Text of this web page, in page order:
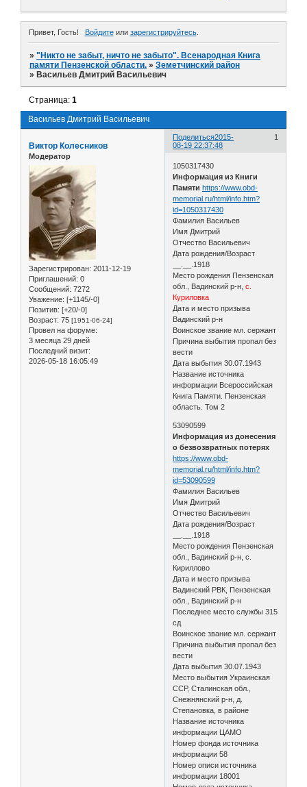
Привет, Гость! Войдитеили зарегистрируйтесь.
»"Никто не забыт, ничто не забыто". Всенародная Книга
памяти Пензенской области. »Земетчинский район
» Васильев Дмитрий Васильевич
Васильев Дмитрий Васильевич
Страница:1
Поделиться 1
2015-
08-19 22:37:48
Виктор Колесников
Модератор
Зарегистрирован: 2011-12-19
Приглашений: 0
Сообщений: 7272
Уважение: [+1145/-0]
Позитив: [+20/-0]
Возраст: 75 [1951-06-24]
Провел на форуме:
3 месяца 29 дней
Последний визит:
2026-05-18 16:05:49
1050317430
Информация из Книги
Памяти https://www.obd-
memorial.ru/html/info.htm?
id=1050317430
Фамилия Васильев
Имя Дмитрий
Отчество Васильевич
Дата рождения/Возраст
__.__.1918
Место рождения Пензенская
обл., Вадинский р-н,с.
Куриловка
Дата и место призыва
Вадинский р-н
Воинское звание мл. сержант
Причина выбытия пропал без
вести
Дата выбытия 30.07.1943
Название источника
информации Всероссийская
Книга Памяти. Пензенская
область. Том 2
53090599
Информация из донесения
о безвозвратных потерях
https://www.obd-
memorial.ru/html/info.htm?
id=53090599
Фамилия Васильев
Имя Дмитрий
Отчество Васильевич
Дата рождения/Возраст
__.__.1918
Место рождения Пензенская
обл., Вадинский р-н, с.
Кириллово
Дата и место призыва
Вадинский РВК, Пензенская
обл., Вадинский р-н
Последнее место службы 315
сд
Воинское звание мл. сержант
Причина выбытия пропал без
вести
Дата выбытия 30.07.1943
Место выбытия Украинская
ССР, Сталинская обл.,
Снежнянский р-н, д.
Степановка, в районе
Название источника
информации ЦАМО
Номер фонда источника
информации 58
Номер описи источника
информации 18001